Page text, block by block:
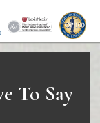
To Say